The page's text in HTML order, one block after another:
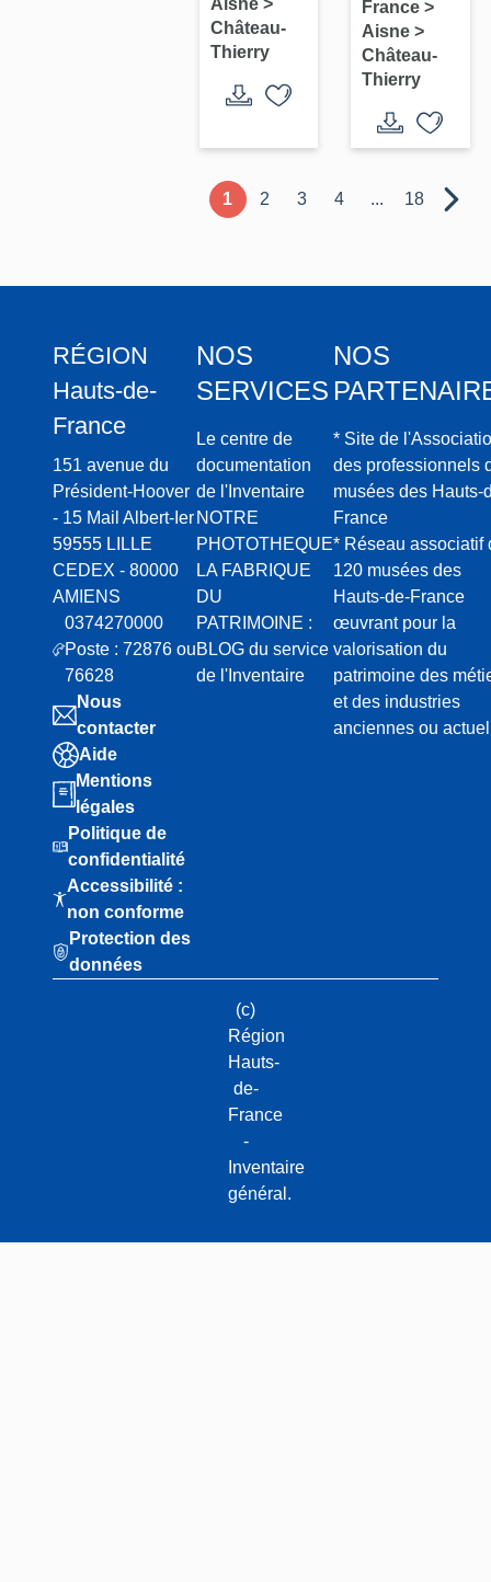
de-
Navarre)
de
Château-
Aisne >
Château-
Thierry
Minimes
de
Château-
(détruit)
France>
Aisne>
Château-
Thierry
1 2 3 4 ... 18
RÉGION
Hauts-de-
France
151 avenue du
Président-Hoover
- 15 Mail Albert-Ier
59555 LILLE
CEDEX - 80000
AMIENS
0374270000
Poste : 72876 ou
76628
Nous
contacter
Aide
Mentions
légales
Politique de
confidentialité
Accessibilité :
non conforme
Protection des
données
NOS
SERVICES
Le centre de
documentation
de l'Inventaire
NOTRE
PHOTOTHEQUE
LA FABRIQUE
DU
PATRIMOINE :
BLOG du service
de l'Inventaire
NOS
* Site de
des professionnels
musées des Hauts-
France
* Réseau associatif
120 musées des
Hauts-de-France
œuvrant pour la
valorisation du
patrimoine des
et des industries
anciennes ou
(c)
Région
Hauts-
de-
France
-
Inventaire
général.